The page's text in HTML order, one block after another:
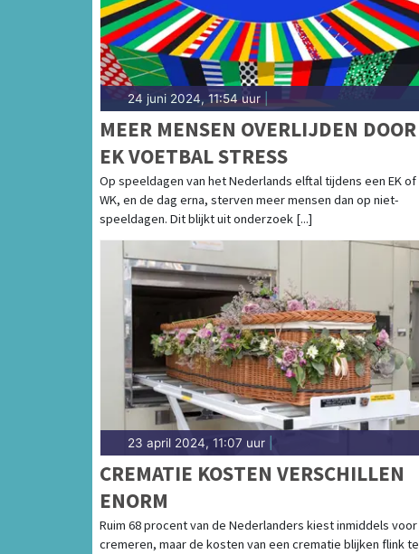
24 juni 2024, 11:54 uur
MEER MENSEN OVERLIJDEN DOOR
EK VOETBAL STRESS
Op speeldagen van het Nederlands elftal tijdens een EK of
WK, en de dag erna, sterven meer mensen dan op niet-
speeldagen. Dit blijkt uit onderzoek [...]
23 april 2024, 11:07 uur
CREMATIE KOSTEN VERSCHILLEN
ENORM
Ruim 68 procent van de Nederlanders kiest inmiddels voor
cremeren, maar de kosten van een crematie blijken flink te